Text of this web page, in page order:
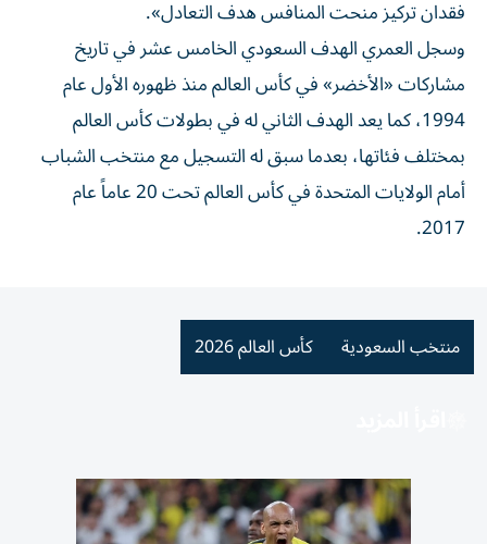
فقدان تركيز منحت المنافس هدف التعادل».
وسجل العمري الهدف السعودي الخامس عشر في تاريخ
مشاركات «الأخضر» في كأس العالم منذ ظهوره الأول عام
1994، كما يعد الهدف الثاني له في بطولات كأس العالم
بمختلف فئاتها، بعدما سبق له التسجيل مع منتخب الشباب
أمام الولايات المتحدة في كأس العالم تحت 20 عاماً عام
2017.
منتخب السعودية كأس العالم 2026